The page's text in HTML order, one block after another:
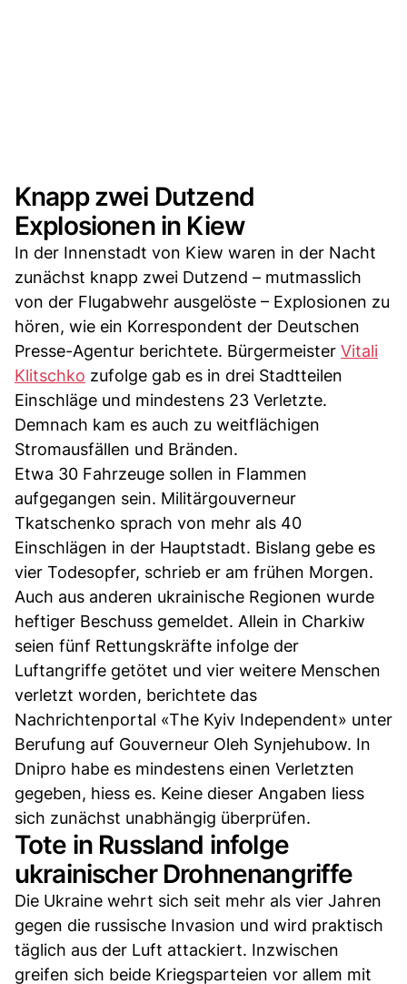
Knapp zwei Dutzend
Explosionen in Kiew
In der Innenstadt von Kiew waren in der Nacht
zunächst knapp zwei Dutzend – mutmasslich
von der Flugabwehr ausgelöste – Explosionen zu
hören, wie ein Korrespondent der Deutschen
Presse-Agentur berichtete. Bürgermeister Vitali
Klitschko zufolge gab es in drei Stadtteilen
Einschläge und mindestens 23 Verletzte.
Demnach kam es auch zu weitflächigen
Stromausfällen und Bränden.
Etwa 30 Fahrzeuge sollen in Flammen
aufgegangen sein. Militärgouverneur
Tkatschenko sprach von mehr als 40
Einschlägen in der Hauptstadt. Bislang gebe es
vier Todesopfer, schrieb er am frühen Morgen.
Auch aus anderen ukrainische Regionen wurde
heftiger Beschuss gemeldet. Allein in Charkiw
seien fünf Rettungskräfte infolge der
Luftangriffe getötet und vier weitere Menschen
verletzt worden, berichtete das
Nachrichtenportal «The Kyiv Independent» unter
Berufung auf Gouverneur Oleh Synjehubow. In
Dnipro habe es mindestens einen Verletzten
gegeben, hiess es. Keine dieser Angaben liess
sich zunächst unabhängig überprüfen.
Tote in Russland infolge
ukrainischer Drohnenangriffe
Die Ukraine wehrt sich seit mehr als vier Jahren
gegen die russische Invasion und wird praktisch
täglich aus der Luft attackiert. Inzwischen
greifen sich beide Kriegsparteien vor allem mit